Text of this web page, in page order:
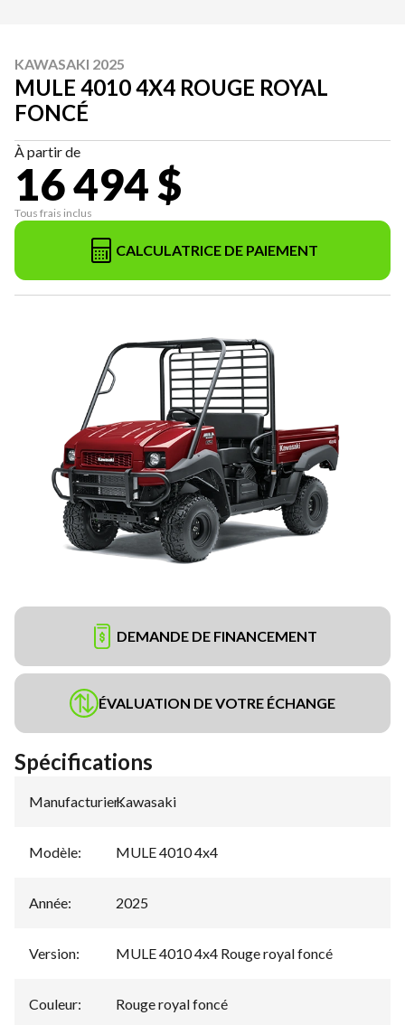
KAWASAKI 2025
MULE 4010 4X4 ROUGE ROYAL
FONCÉ
À partir de
16 494 $
Tous frais inclus
CALCULATRICE DE PAIEMENT
DEMANDE DE FINANCEMENT
ÉVALUATION DE VOTRE ÉCHANGE
Spécifications
Manufacturier:
Kawasaki
Modèle: MULE 4010 4x4
Année: 2025
Version: MULE 4010 4x4 Rouge royal foncé
Couleur: Rouge royal foncé